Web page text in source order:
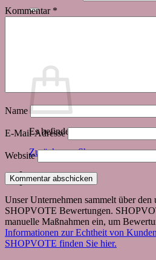
Es befinden sich keine Produkte
Zurück zum Shop
Kommentar *
Name
E-Mail-Adresse
Website
Unser Unternehmen sammelt über
SHOPVOTE Bewertungen.
manuelle Maßnahmen ein, um
Informationen zur Echtheit von
SHOPVOTE finden Sie hier.